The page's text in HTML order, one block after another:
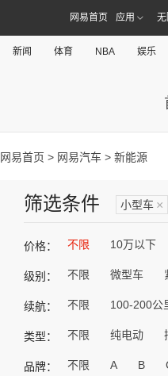
网易首页 应用
新闻 体育 NBA 娱乐
网易首页 > 网易汽车 > 新能源
筛选条件 小型车 ×
价格： 不限 10万以下
级别： 不限 微型车
续航： 不限 100-200公
类型： 不限 纯电动
品牌： 不限 A B